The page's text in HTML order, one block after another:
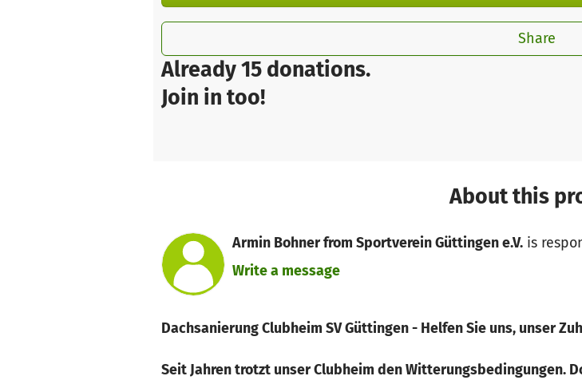
Already 15 donations.
Join in too!
Share
About this
Armin Bohner from Sportverein Güttingen e.V.is
Write a message
Dachsanierung Clubheim SV Güttingen - Helfen Sie uns, unser
Seit Jahren trotzt unser Clubheim den Witterungsbedingungen.